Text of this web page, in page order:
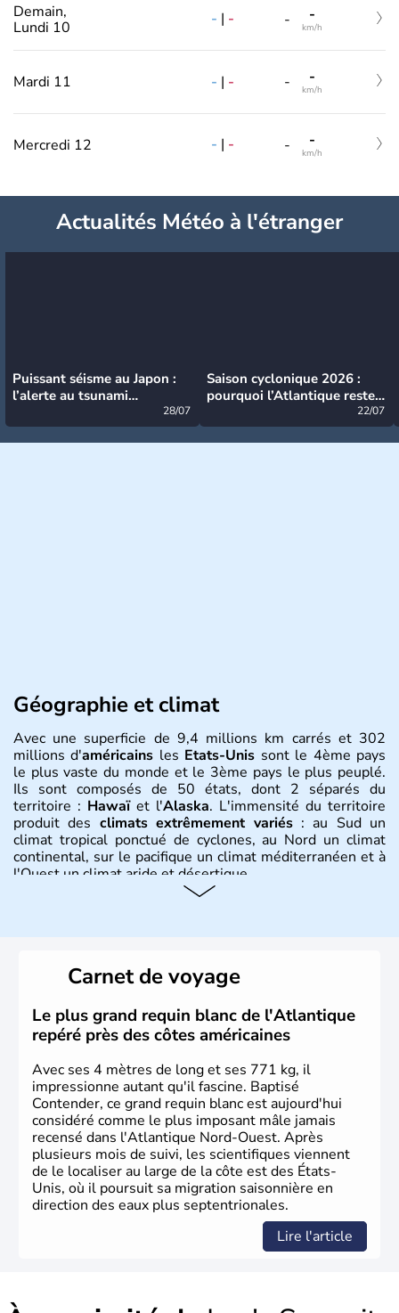
Demain,
Lundi 10
- | - - -
km/h
Mardi 11 - | - - -
km/h
Mercredi 12 - | - - -
km/h
Actualités Météo à l'étranger
Puissant séisme au Japon :
l’alerte au tsunami
28/07
Saison cyclonique 2026 :
pourquoi l’Atlantique reste
22/07
Géographie et climat
Avec une superficie de 9,4 millions km carrés et 302
millions d'américains les Etats-Unis sont le 4ème pays
le plus vaste du monde et le 3ème pays le plus peuplé.
Ils sont composés de 50 états, dont 2 séparés du
territoire : Hawaïet l'Alaska. L'immensité du territoire
produit des climats extrêmement variés: au Sud un
climat tropical ponctué de cyclones, au Nord un climat
continental, sur le pacifique un climat méditerranéen et à
l'Ouest un climat aride et désertique.
Plusieurs populations se sont succédées avant l'arrivée
des européens, suite à la découverte du continent par
Christophe Colomb en 1492. Les 13 colonies
britanniques proclament la Déclaration d'indépendance
en 1776 et adoptent leur première constitution en 1787.
La conquête de l'Ouest marque ensuite l'entrée dans une
phase de développement intense.
Carnet de voyage
Le plus grand requin blanc de l'Atlantique
repéré près des côtes américaines
Avec ses 4 mètres de long et ses 771 kg, il
impressionne autant qu'il fascine. Baptisé
Contender, ce grand requin blanc est aujourd'hui
considéré comme le plus imposant mâle jamais
recensé dans l'Atlantique Nord-Ouest. Après
plusieurs mois de suivi, les scientifiques viennent
de le localiser au large de la côte est des États-
Unis, où il poursuit sa migration saisonnière en
direction des eaux plus septentrionales.
Lire l'article